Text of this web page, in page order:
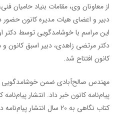
از معاونان وی، مقامات بنیاد حامیان
دبیر و اعضای هیات مدیره کانون حضور
این مراسم با خوشامدگویی توسط دکتر
دکتر مرتضی زاهدی، دبیر اسبق کانون
کانون افتتاح شد.
مهندس صالح‌‌آبادی ضمن خوشامدگویی
کتاب نگاهی به 20 سال